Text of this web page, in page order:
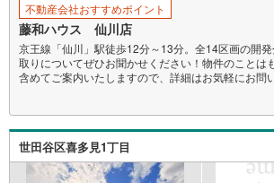
不動産会社おすすめポイント
藤和ハウス 仙川店
京王線「仙川」駅徒歩12分～13分。全14区画の開
取りについてぜひお聞かせください！物件のことは
含めてご案内いたしますので、詳細はお気軽にお問
世田谷区喜多見1丁目